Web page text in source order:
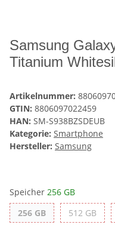
Samsung
Titanium
Artikelnummer:
GTIN: 8806097022459
HAN: SM-S938BZSDEUB
Kategorie: Smartphone
Hersteller: Samsung
Speicher 256 GB
256 GB256 GB512 GB 512